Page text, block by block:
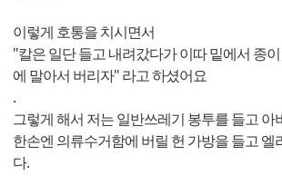
이렇게 호통을 치시면서
"칼은 일단 들고 내려갔다가 이따 밑에서 종
에 말아서 버리자" 라고 하셨어요
.
그렇게 해서 저는 일반쓰레기 봉투를 들고 아
한손엔 의류수거함에 버릴 헌 가방을 들고 엘
다.